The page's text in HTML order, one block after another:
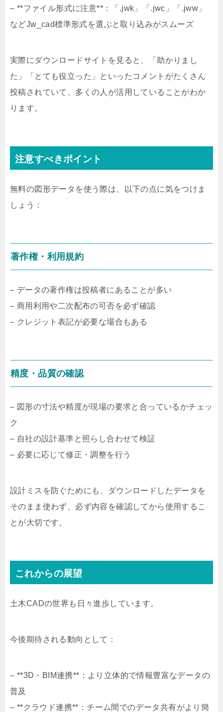
– **ファイル形式に注意**：「.jwk」「.jwc」「.jww」
などJw_cad標準形式を選ぶと取り込みがスムーズ
実際にダウンロードサイトを見ると、「助かりまし
た」「とても役立った」といったコメントがたくさん
投稿されていて、多くの人が活用していることがわか
ります。
注意すべきポイント
無料の図形データを使う際は、以下の点に気をつけま
しょう：
著作権・利用規約
– データの著作権は投稿者にあることが多い
– 商用利用や二次配布の可否を必ず確認
– クレジット表記が必要な場合もある
精度・品質の確認
– 図形の寸法や精度が現場の要求と合っているかチェッ
ク
– 自社の設計基準と照らし合わせて検証
– 必要に応じて修正・調整を行う
設計ミスを防ぐためにも、ダウンロードしたデータを
そのまま使わず、必ず内容を確認してから使用するこ
とが大切です。
これからの展望
土木CADの世界も日々進歩しています。
今後期待される動向として：
– **3D・BIM連携**：より立体的で情報豊富なデータの
普及
– **クラウド連携**：チーム間でのデータ共有がより簡